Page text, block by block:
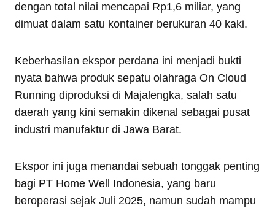
dengan total nilai mencapai Rp1,6 miliar, yang
dimuat dalam satu kontainer berukuran 40 kaki.
Keberhasilan ekspor perdana ini menjadi bukti
nyata bahwa produk sepatu olahraga On Cloud
Running diproduksi di Majalengka, salah satu
daerah yang kini semakin dikenal sebagai pusat
industri manufaktur di Jawa Barat.
Ekspor ini juga menandai sebuah tonggak penting
bagi PT Home Well Indonesia, yang baru
beroperasi sejak Juli 2025, namun sudah mampu